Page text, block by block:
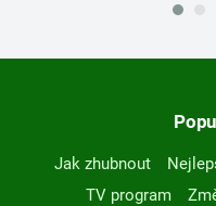
Jak zhubnout
TV program